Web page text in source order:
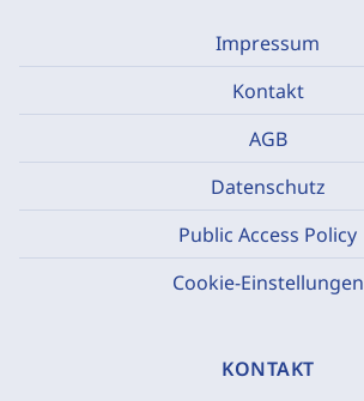
Impressum
Kontakt
AGB
Datenschutz
Public Access Policy
Cookie-Einstellungen
KONTAKT